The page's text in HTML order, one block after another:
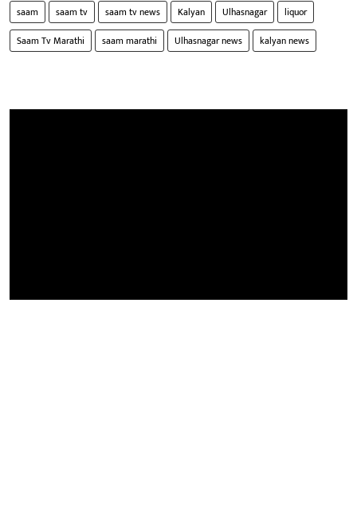
saam saam tv saam tv news Kalyan Ulhasnagar
liquor
Saam Tv Marathi
saam marathi Ulhasnagar news kalyan news